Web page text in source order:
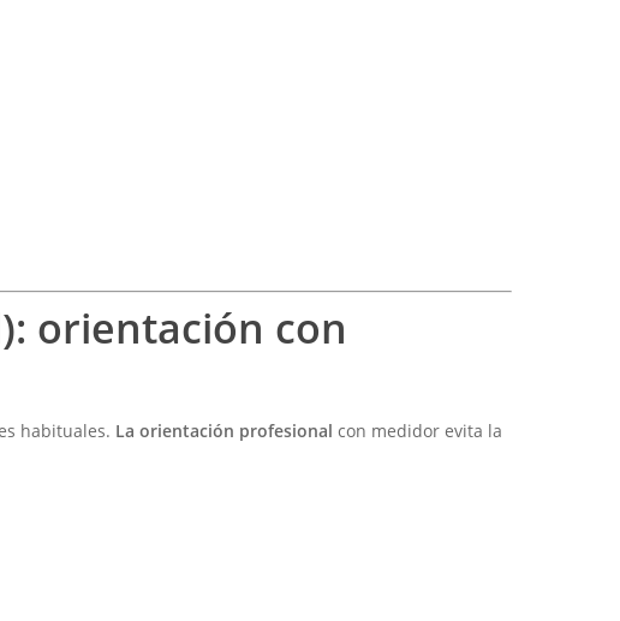
orientación con
habituales. La orientación profesional con medidor evita la